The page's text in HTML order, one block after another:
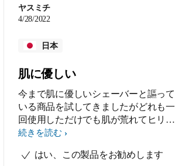
ず使える。 知人にお薦めされて選ん
だ商品だが、私も誰かにお勧めした
ヤスミチ
4/28/2022
日本
肌に優しい
今まで肌に優しいシェーバーと謳って
いる商品を試してきましたがどれも一
回使用しただけでも肌が荒れてヒリヒ
リ。この商品を購入して一回でとても
分の剃り方のアドバイスが受けられと
続きを読む
はい、この製品をお勧めします